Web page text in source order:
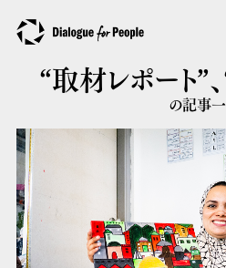
“取材レポート”、
の記事